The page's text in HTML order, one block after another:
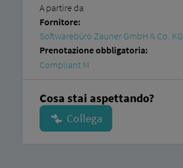
A partire da
Fornitore:
Softwarebüro Zauner GmbH & Co. KG
Prenotazione obbligatoria:
Compliant M
Cosa stai aspettando?